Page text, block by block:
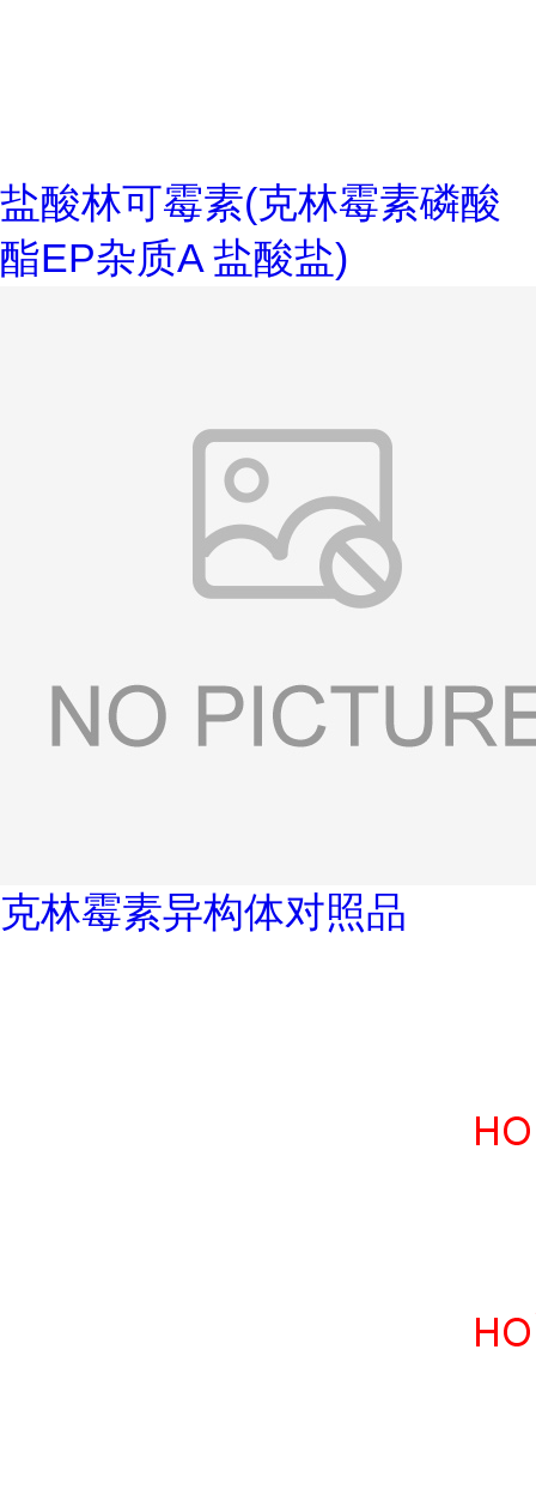
盐酸林可霉素(克林霉素磷酸
酯EP杂质A 盐酸盐)
克林霉素异构体对照品